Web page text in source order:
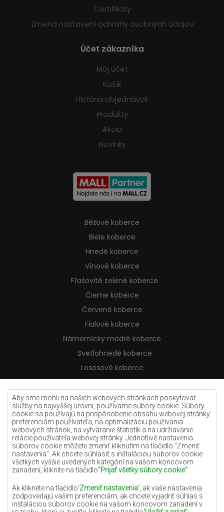
Aby sme mohli na našich webových stránkach poskytovať
služby na najvyššej úrovni, používame súbory cookie. Súbory
cookie sa používajú na prispôsobenie obsahu webovej stránky
preferenciám používateľa, na optimalizáciu používania
webových stránok, na vytváranie štatistík a na udržiavanie
relácie používateľa webovej stránky. Jednotlivé nastavenia
súborov cookie môžete zmeniť kliknutím na tlačidlo "Zmeniť
nastavenia". Ak chcete súhlasiť s inštaláciou súborov cookie
všetkých vyššie uvedených kategórií na vašom koncovom
zariadení, kliknite na tlačidlo"Prijať všetky súbory cookie"
Ak kliknete na tlačidlo'Zmeniť nastavenia' , ak vaše nastavenia
zodpovedajú vašim preferenciám, ak chcete vyjadriť súhlas s
inštaláciou súborov cookie na vašom koncovom zariadení v
Certifikáty
Zmena nastavení ochrany osobných údajov
Účet zákazníka
Môj účet
Košík
História objednávok
Produkty
Akcia
Novinky
Béžové koberce
Biele koberce
Hnedé koberce
Vínové koberce
Fľašovité zelené koberce
Čierne koberce
Červené koberce
Fialové koberce
Námornícky modré koberce
Svetlohnedé koberce
Lososové koberce
Krémové koberce
Lilac koberce
Žlté koberce
Mätové koberce
Modré koberce
Oranžové koberce
Ružové koberce
Šedé koberce
Terakotové koberce